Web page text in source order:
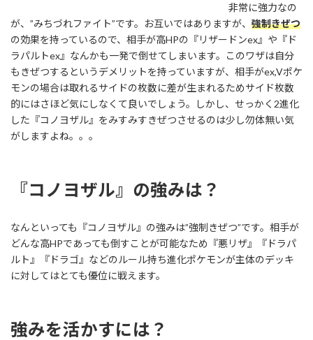
非常に強力なの
が、”みちづれファイト”です。お互いではありますが、 強制きぜつ
の効果を持っているので、相手が高HPの『リザードンex』や『ド
ラパルトex』なんかも一発で倒せてしまいます。このワザは自分
もきぜつするというデメリットを持っていますが、相手がex,Vポケ
モンの場合は取れるサイドの枚数に差が生まれるためサイド枚数
的にはさほど気にしなくて良いでしょう。しかし、せっかく2進化
した『コノヨザル』をみすみすきぜつさせるのは少し勿体無い気
がしますよね。。。
『コノヨザル』の強みは？
なんといっても『コノヨザル』の強みは”強制きぜつ”です。相手が
どんな高HPであっても倒すことが可能なため『悪リザ』『ドラパ
ルト』『ドラゴ』などのルール持ち進化ポケモンが主体のデッキ
に対してはとても優位に戦えます。
強みを活かすには？